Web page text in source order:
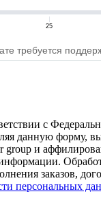
с
данную форму,
group и
заказов,
персональных